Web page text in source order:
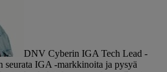
DNV Cyberin IGA Tech Lead -
seurata IGA -markkinoita ja pysyä